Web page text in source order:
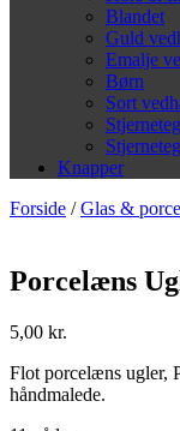
Blandet
Guld
Emalje
Børn
Sort
Knapper
Forside /Glas &
Porcelæns
5,00 kr.
Flot porcelæns ugler,
håndmalede.